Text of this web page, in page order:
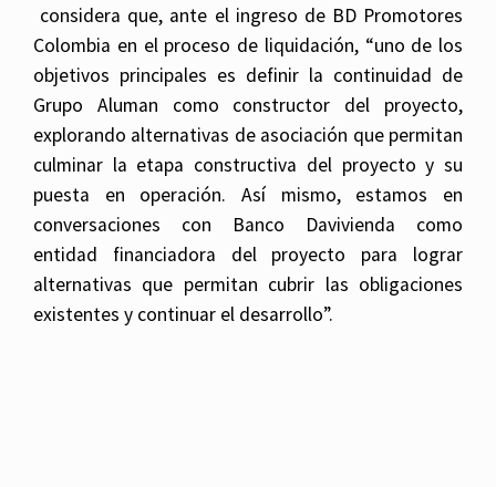
considera que, ante el ingreso de BD Promotores
Colombia en el proceso de liquidación, “uno de los
objetivos principales es definir la continuidad de
Grupo Aluman como constructor del proyecto,
explorando alternativas de asociación que permitan
culminar la etapa constructiva del proyecto y su
puesta en operación. Así mismo, estamos en
conversaciones con Banco Davivienda como
entidad financiadora del proyecto para lograr
alternativas que permitan cubrir las obligaciones
existentes y continuar el desarrollo”.